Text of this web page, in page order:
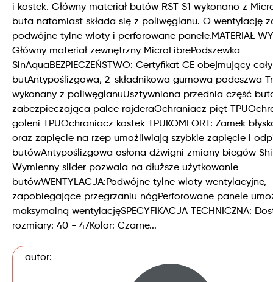
i kostek. Główny materiał butów RST S1 wykonano z
buta natomiast składa się z poliwęglanu. O wentylację
podwójne tylne wloty i perforowane panele.MATERIAŁ
Główny materiał zewnętrzny MicroFibrePodszewka
SinAquaBEZPIECZEŃSTWO: Certyfikat CE obejmujący cały
butAntypoślizgowa, 2-składnikowa gumowa podeszwa
wykonany z poliwęglanuUsztywniona przednia część
zabezpieczająca palce rajderaOchraniacz pięt
goleni TPUOchraniacz kostek TPUKOMFORT: Zamek
oraz zapięcie na rzep umożliwiają szybkie zapięcie i
butówAntypoślizgowa osłona dźwigni zmiany biegów
Wymienny slider pozwala na dłuższe użytkowanie
butówWENTYLACJA:Podwójne tylne wloty wentylacyjne,
zapobiegające przegrzaniu nógPerforowane panele
maksymalną wentylacjęSPECYFIKACJA TECHNICZNA:
rozmiary: 40 - 47Kolor: Czarne...
autor: